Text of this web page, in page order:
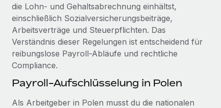
Background-Checks
Einfacheres Bewerber:innen-Screening
Compliance Watchtower
Lückenlose Compliance
Geräteverwaltung
Globale Bereitstellung und Verfolgung von IT-
Geräten
So hat der KI-Vorreiter Weaviate sein Team mit
Remote um 120 % vergrößert
Weaviate auf einen Blick Weaviate entwickelt KI-basierte
Open-Source-Infrastrukturen. Das...
Hol dir Unterstützung
BLOG
die Lohn- und Gehaltsabrechnung einhältst,
einschließlich Sozialversicherungsbeiträge,
Arbeitsverträge und Steuerpflichten. Das
Verständnis dieser Regelungen ist entscheidend für
reibungslose Payroll-Abläufe und rechtliche
Compliance.
Payroll-Aufschlüsselung in Polen
Als Arbeitgeber in Polen musst du die nationalen